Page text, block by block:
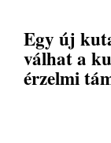
Egy új
válhat a
érzelmi